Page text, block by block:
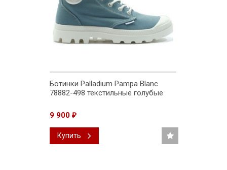
Ботинки Palladium Pampa Blanc
78882-498 текстильные голубые
9 900 ₽
Купить